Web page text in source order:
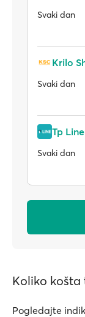
Svaki dan
Krilo
Svaki dan
Tp Line
Svaki dan
Koliko košta
Pogledajte